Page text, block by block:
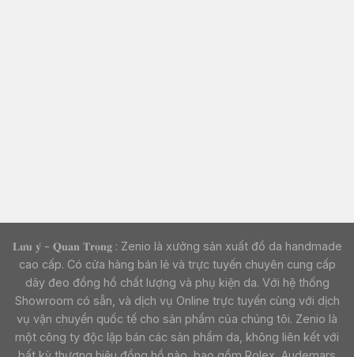
𝐋𝐮̛𝐮 𝐲́ - 𝐐𝐮𝐚𝐧 𝐓𝐫𝐨̣𝐧𝐠 : Zenio là xưởng sản xuất đồ da handmade
cao cấp. Có cửa hàng bán lẻ và trực tuyến chuyên cung cấp
dây đeo đồng hồ chất lượng và phụ kiện da. Với hệ thống
Showroom có sẵn, và dịch vụ Online trực tuyến cùng với dịch
vụ vận chuyển quốc tế cho sản phẩm của chúng tôi. Zenio là
một công ty độc lập bán các sản phẩm da, không liên kết với